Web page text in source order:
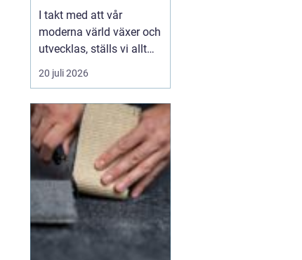
infrastruktur
I takt med att vår
moderna värld växer och
utvecklas, ställs vi allt
oftare inför utmaningar
när vi bygger i bergiga
kritisk betydelse inom
byggnation i sådana
landskap är be...
20 juli 2026